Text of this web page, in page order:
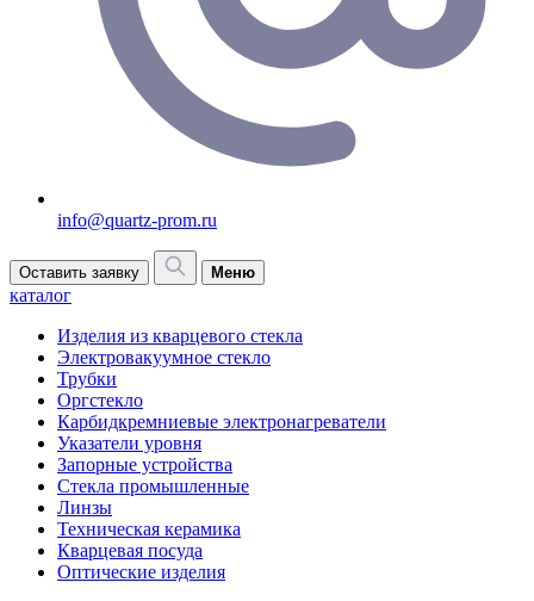
info@quartz-prom.ru
Оставить заявку Меню
каталог
Изделия из кварцевого стекла
Электровакуумное стекло
Трубки
Оргстекло
Карбидкремниевые электронагреватели
Указатели уровня
Запорные устройства
Стекла промышленные
Линзы
Техническая керамика
Кварцевая посуда
Оптические изделия